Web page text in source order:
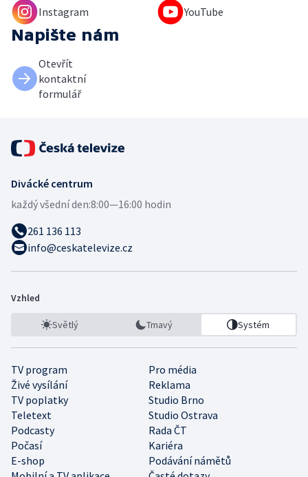
Instagram YouTube
Napište nám
Otevřít
kontaktní
formulář
Divácké centrum
každý všední den:8:00—16:00 hodin
261 136 113
info@ceskatelevize.cz
Vzhled
Světlý Tmavý Systém
TV program
Pro média
Živé vysílání
Reklama
TV poplatky
Studio Brno
Teletext
Studio Ostrava
Podcasty
Rada ČT
Počasí
Kariéra
E-shop
Podávání námětů